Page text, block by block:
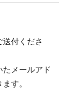
付くださ
メールアド
す。